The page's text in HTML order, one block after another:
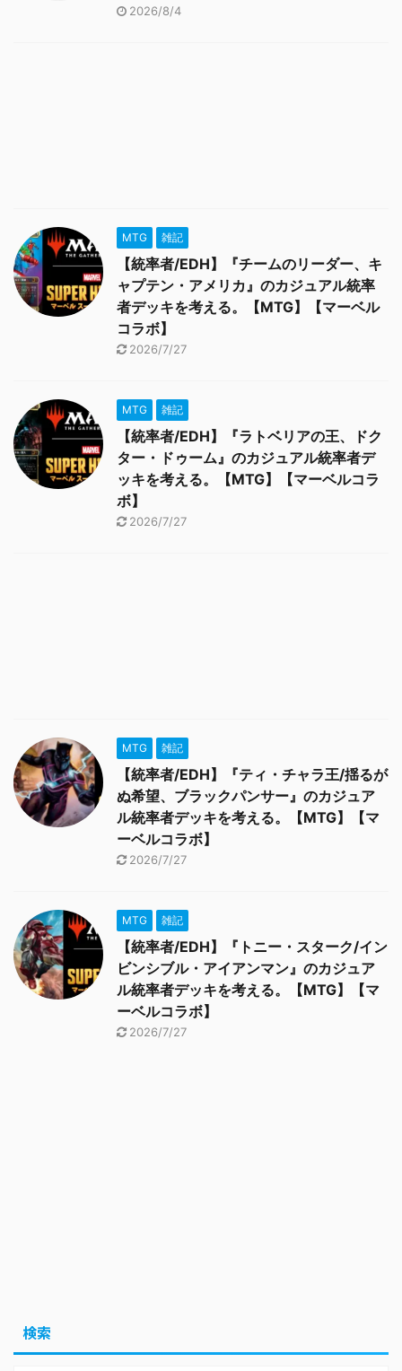
2026/8/4
MTG 雑記
【統率者/EDH】『チームのリーダー、キ
ャプテン・アメリカ』のカジュアル統率
者デッキを考える。【MTG】【マーベル
コラボ】
2026/7/27
MTG 雑記
【統率者/EDH】『ラトベリアの王、ドク
ター・ドゥーム』のカジュアル統率者デ
ッキを考える。【MTG】【マーベルコラ
ボ】
2026/7/27
MTG 雑記
【統率者/EDH】『ティ・チャラ王/揺るが
ぬ希望、ブラックパンサー』のカジュア
ル統率者デッキを考える。【MTG】【マ
ーベルコラボ】
2026/7/27
MTG 雑記
【統率者/EDH】『トニー・スターク/イン
ビンシブル・アイアンマン』のカジュア
ル統率者デッキを考える。【MTG】【マ
ーベルコラボ】
2026/7/27
検索